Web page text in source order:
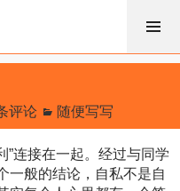
评论 随便写写
连接在一起。经过与同学
一般的结论，自私不是自